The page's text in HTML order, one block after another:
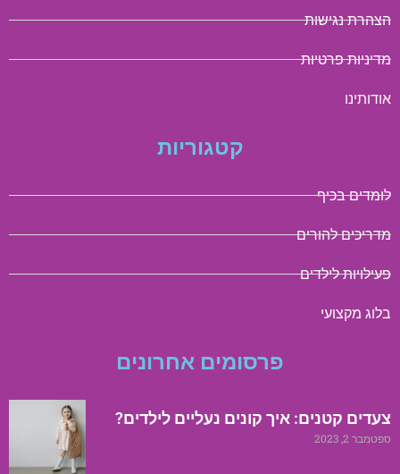
הצהרת נגישות
מדיניות פרטיות
אודותינו
קטגוריות
לומדים בכיף
מדריכים להורים
פעילויות לילדים
בלוג מקצועי
פרסומים אחרונים
צעדים קטנים: איך קונים נעליים לילדים?
ספטמבר 2, 2023